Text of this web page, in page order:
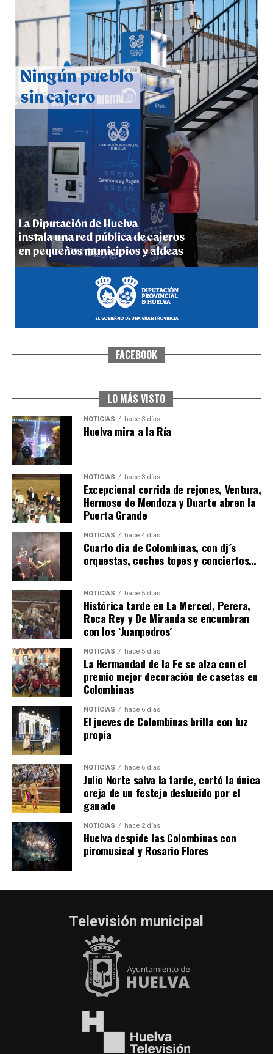
QUINTA CORRIDA DE LAS FIESTAS COLOMBINAS
2026
hace 3 días Huelvatv
5º DÍA DE LAS FIESTAS COLOMBINAS 2026
hace 3 días ·Huelvatv
CUARTA CORRIDA DE LAS FIESTAS COLOMBINAS
4º DÍA DE LAS FIESTAS COLOMBINAS 2026
hace 5 días Huelvatv
SEXTA CORRIDA DE LAS FIESTAS COLOMBINAS
2026
hace 2 días· Huelvatv
FACEBOOK
LO MÁS VISTO
NOTICIAS hace 3 días
Huelva mira a la Ría
NOTICIAS hace 3 días
Excepcional corrida de rejones, Ventura,
Hermoso de Mendoza y Duarte abren la
Puerta Grande
NOTICIAS hace 4 días
Cuarto día de Colombinas, con dj´s
orquestas, coches topes y conciertos…
NOTICIAS hace 5 días
Histórica tarde en La Merced, Perera,
Roca Rey y De Miranda se encumbran
con los `Juanpedros´
NOTICIAS hace 5 días
La Hermandad de la Fe se alza con el
premio mejor decoración de casetas en
Colombinas
NOTICIAS hace 6 días
El jueves de Colombinas brilla con luz
propia
NOTICIAS hace 6 días
Julio Norte salva la tarde, cortó la única
oreja de un festejo deslucido por el
ganado
NOTICIAS hace 2 días
Huelva despide las Colombinas con
piromusical y Rosario Flores
Televisión municipal